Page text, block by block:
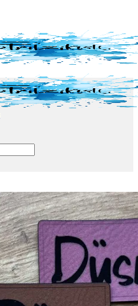
Produkte im Warenkorb.
Add to wishlist